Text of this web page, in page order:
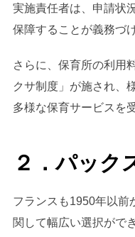
実施責任者は、申請状
保障することが義務づ
さらに、保育所の利用
クサ制度」が施され、
多様な保育サービスを
２．パック
フランスも1950年以前
関して幅広い選択がで